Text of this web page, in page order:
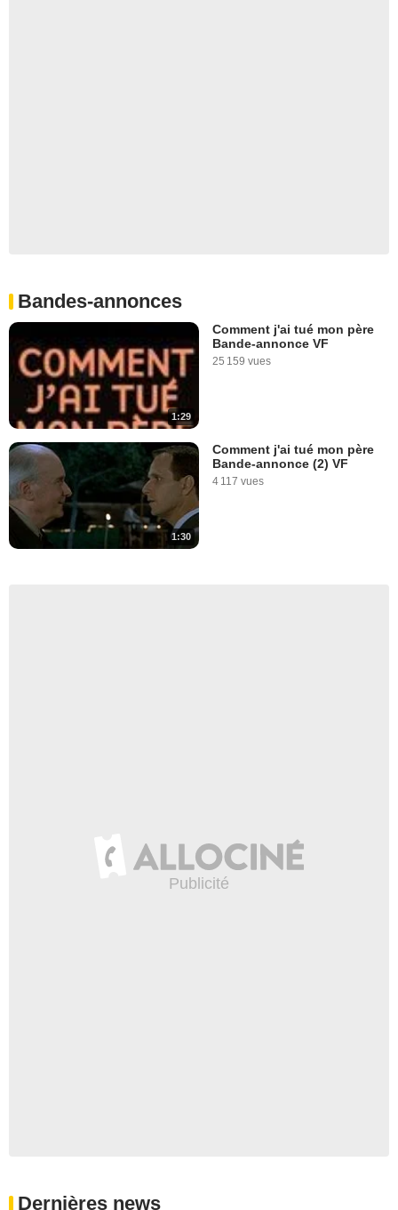
Bandes-annonces
1:29
Comment j'ai tué mon père
Bande-annonce VF
25 159 vues
1:30
Comment j'ai tué mon père
Bande-annonce (2) VF
4 117 vues
Dernières news